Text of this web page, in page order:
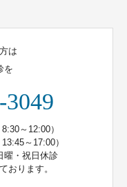
は
を
3049
～12:00）
～17:00）
曜・祝日休診
おります。